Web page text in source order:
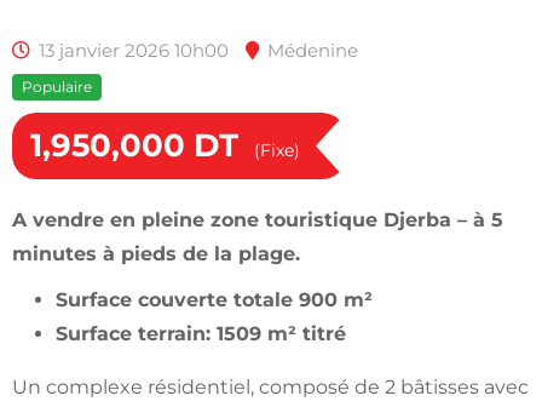
13 janvier 2026 10h00 Médenine
Populaire
1,950,000 DT (Fixe)
A vendre en pleine zone touristique Djerba – à 5
minutes à pieds de la plage.
Surface couverte totale 900 m²
Surface terrain: 1509 m² titré
Un complexe résidentiel, composé de 2 bâtisses avec